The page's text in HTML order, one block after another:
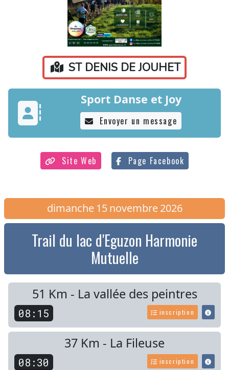
ST DENIS DE JOUHET
Sport Danse et Joy
Envoyer un message
Site Web Page Facebook
dimanche 15 novembre 2026
Trail du lac d'Eguzon Harmonie
Mutuelle
51 Km - La vallée des peintres
08:15 inscription
37 Km - La Fileuse
08:30 inscription